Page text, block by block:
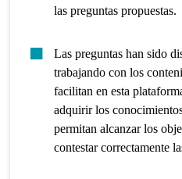
las preguntas propuestas.
Las preguntas han sido
trabajando con los
facilitan en esta
adquirir los
permitan alcanzar los
contestar correctamente